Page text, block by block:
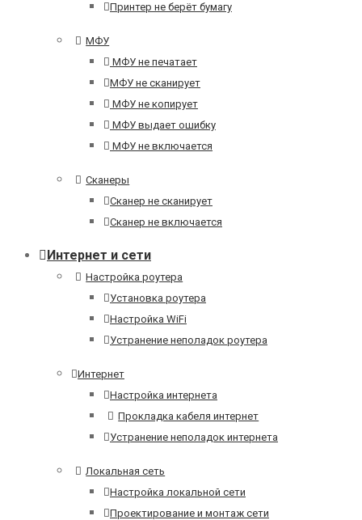
Принтер не берёт бумагу
МФУ
МФУ не печатает
МФУ не сканирует
МФУ не копирует
МФУ выдает ошибку
МФУ не включается
Сканеры
Сканер не сканирует
Сканер не включается
Интернет и сети
Настройка роутера
Установка роутера
Настройка WiFi
Устранение неполадок роутера
Интернет
Настройка интернета
Прокладка кабеля интернет
Устранение неполадок интернета
Локальная сеть
Настройка локальной сети
Проектирование и монтаж сети